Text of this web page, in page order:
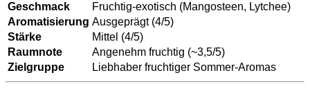
Geschmack
Fruchtig-exotisch (Mangosteen, Lytchee)
Aromatisierung Ausgeprägt (4/5)
Stärke
Mittel (4/5)
Raumnote
Angenehm fruchtig (~3,5/5)
Zielgruppe
Liebhaber fruchtiger Sommer-Aromas